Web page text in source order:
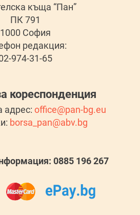
къща “Пан”
ПК 791
1000 София
редакция:
974-31-65
кореспонденция
адрес: office@pan-bg.eu
borsa_pan@abv.bg
0885 196 267